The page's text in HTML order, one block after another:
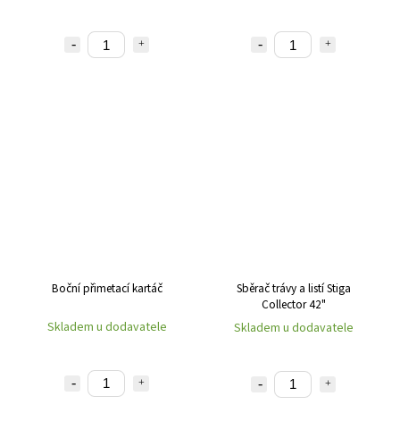
Boční přimetací kartáč
Skladem u dodavatele
Sběrač trávy a listí Stiga
Collector 42"
Skladem u dodavatele